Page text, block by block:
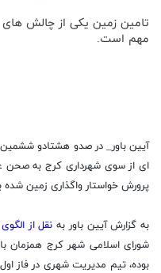
تامین زمین یکی از چالش های
مهم است.
آیین باور_ درصدو هشتادو ششمین
ای از سوی شهرداری کرج به صحن
پرورش خواستار واگذاری زمین شده
به گزارش آیین باور به نقل از
شورای اسلامی شهر کرج همزمان
بوده، تیم مدیریت شهری در فاز